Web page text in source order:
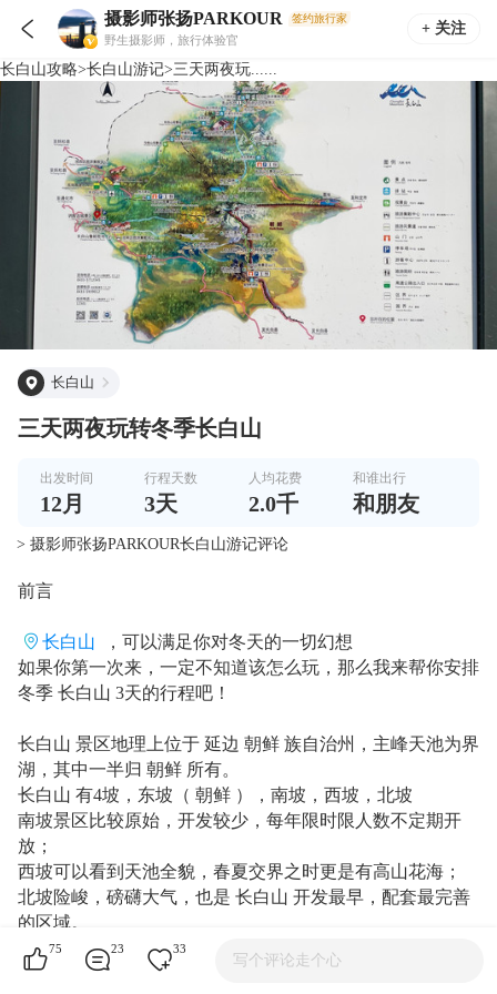
 摄影师张扬PARKOUR 签约旅行家
野生摄影师，旅行体验官
+ 关注
长白山攻略>长白山游记>三天两夜玩......
长白山
三天两夜玩转冬季长白山
出发时间
12月
行程天数
3天
人均花费
2.0千
和谁出行
和朋友
> 摄影师张扬PARKOUR长白山游记评论
前言
长白山
，可以满足你对冬天的一切幻想
如果你第一次来，一定不知道该怎么玩，那么我来帮你安排
冬季 长白山 3天的行程吧！
长白山 景区地理上位于 延边 朝鲜 族自治州，主峰天池为界
湖，其中一半归 朝鲜 所有。
长白山 有4坡，东坡（ 朝鲜 ），南坡，西坡，北坡
南坡景区比较原始，开发较少，每年限时限人数不定期开
放；
西坡可以看到天池全貌，春夏交界之时更是有高山花海；
北坡险峻，磅礴大气，也是 长白山 开发最早，配套最完善
的区域。
75 23 33
写个评论走个心